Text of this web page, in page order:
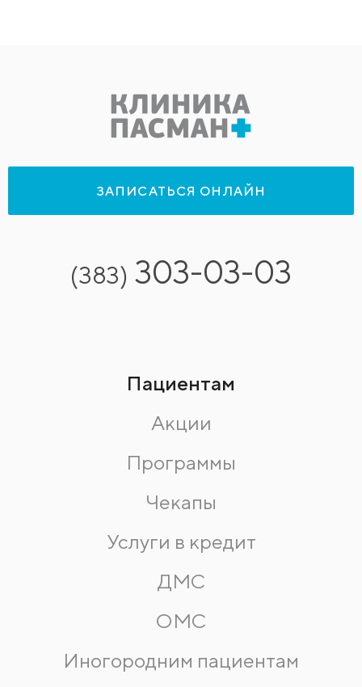
ЗАПИСАТЬСЯ ОНЛАЙН
(383) 303-03-03
Пациентам
Акции
Программы
Чекапы
Услуги в кредит
ДМС
ОМС
Иногородним пациентам